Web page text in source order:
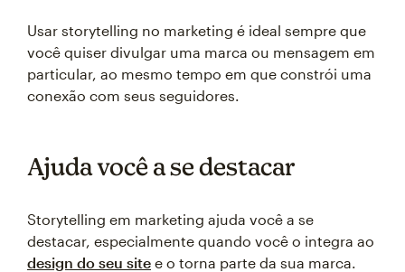
Usar storytelling no marketing é ideal sempre que
você quiser divulgar uma marca ou mensagem em
particular, ao mesmo tempo em que constrói uma
conexão com seus seguidores.
Ajuda você a se destacar
Storytelling em marketing ajuda você a se
destacar, especialmente quando você o integra ao
design do seu site e o torna parte da sua marca.